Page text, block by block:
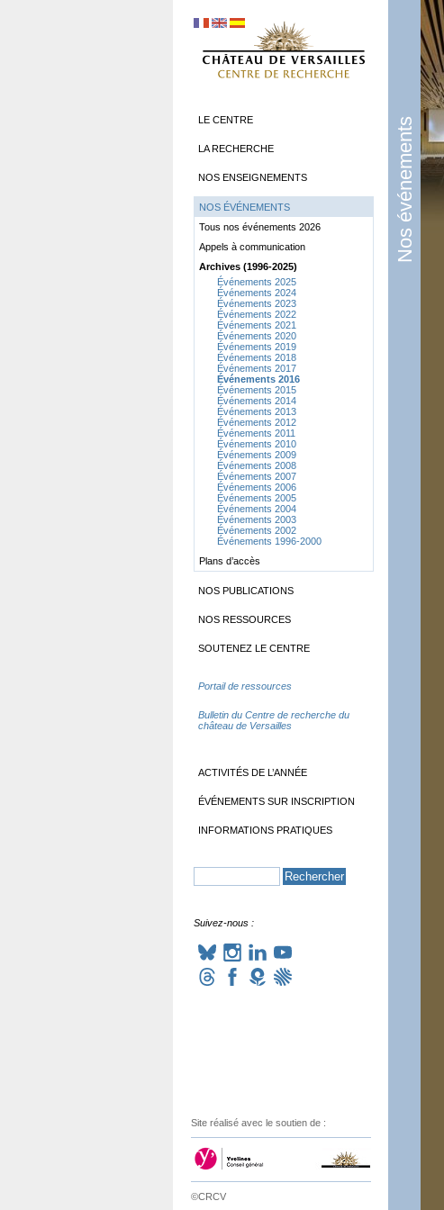
Nos événements
LE CENTRE
LA RECHERCHE
NOS ENSEIGNEMENTS
NOS ÉVÉNEMENTS
Tous nos événements 2026
Appels à communication
Archives (1996-2025)
Événements 2025
Événements 2024
Événements 2023
Événements 2022
Événements 2021
Événements 2020
Événements 2019
Événements 2018
Événements 2017
Événements 2016
Événements 2015
Événements 2014
Événements 2013
Événements 2012
Événements 2011
Événements 2010
Événements 2009
Événements 2008
Événements 2007
Événements 2006
Événements 2005
Événements 2004
Événements 2003
Événements 2002
Événements 1996-2000
Plans d’accès
NOS PUBLICATIONS
NOS RESSOURCES
SOUTENEZ LE CENTRE
Portail de ressources
Bulletin du Centre de recherche du
château de Versailles
ACTIVITÉS DE L’ANNÉE
ÉVÉNEMENTS SUR INSCRIPTION
INFORMATIONS PRATIQUES
Suivez-nous :
Site réalisé avec le soutien de :
©CRCV